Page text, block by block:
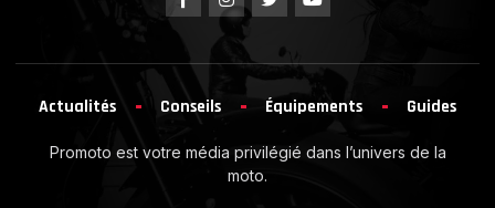
Actualités Conseils Équipements Guides
Promoto est votre média privilégié dans l’univers de la
moto.